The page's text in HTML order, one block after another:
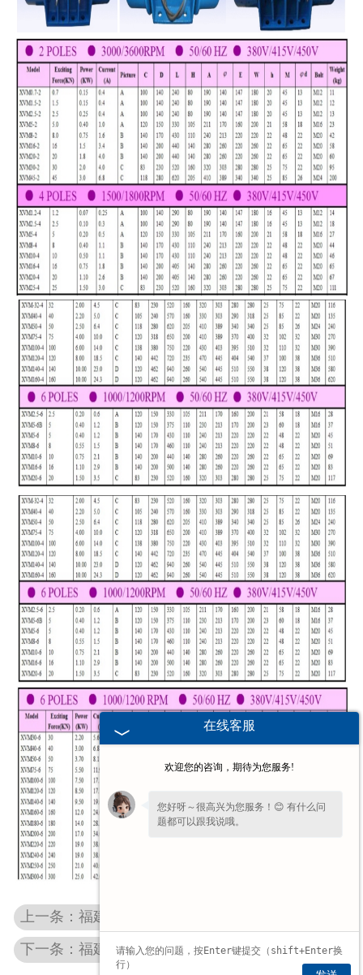
上一条：福建YZUL振动电机
下一条：福建VB振动电机
在线客服
欢迎您的咨询，期待为您服务!
您好呀～很高兴为您服务！😊 有什么问
题都可以跟我说哦。